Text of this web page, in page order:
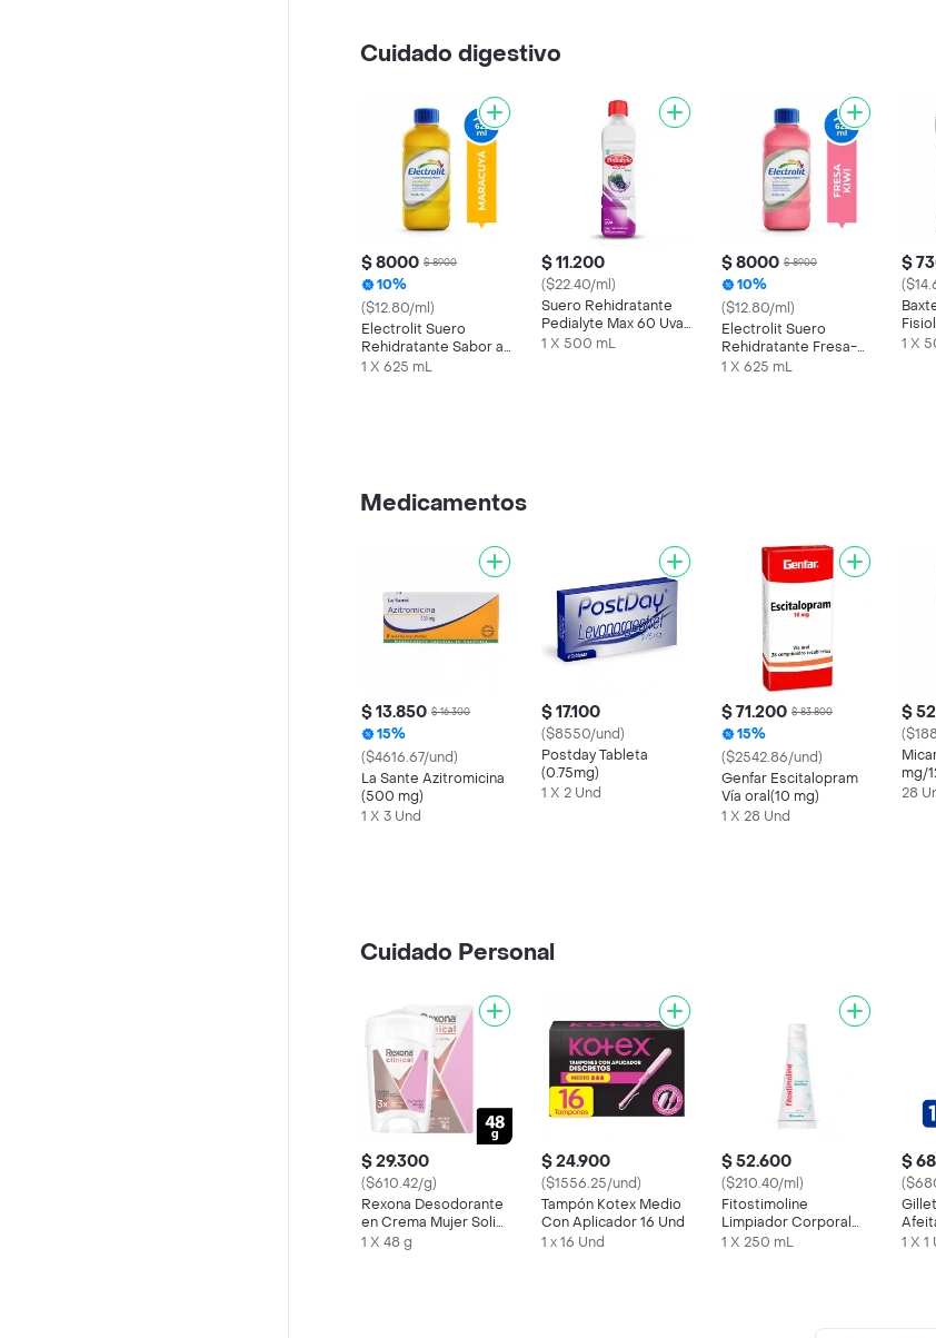
Cuidado digestivo
$ 8000 $ 8900
10%
($12.80/ml)
Electrolit Suero
Rehidratante Sabor a
Maracuyá
1 X 625 mL
$ 11.200
($22.40/ml)
Suero Rehidratante
Pedialyte Max 60 Uva
Frasco 500 mL
1 X 500 mL
$ 8000 $ 8900
10%
($12.80/ml)
Electrolit Suero
Rehidratante Fresa-
Kiwi
1 X 625 mL
$
mL
1 X
Medicamentos
$ 13.850 $ 16.300
15%
($4616.67/und)
La Sante Azitromicina
(500 mg)
1 X 3 Und
$ 17.100
($8550/und)
Postday Tableta
(0.75mg)
1 X 2 Und
$ 71.200 $ 83.800
15%
($2542.86/und)
Genfar Escitalopram
Vía oral(10 mg)
1 X 28 Und
$
mg/
28
Cuidado Personal
$ 29.300
($610.42/g)
Rexona Desodorante
en Crema Mujer Solid
Classic
1 X 48 g
$ 24.900
($1556.25/und)
Tampón Kotex Medio
Con Aplicador 16 Und
1 x 16 Und
$ 52.600
($210.40/ml)
Fitostimoline
Limpiador Corporal
con Bardana
1 X 250 mL
$
1 X 1